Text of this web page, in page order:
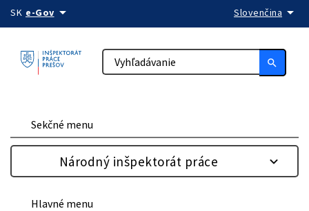
Preskočiť na obsah
SK e-Govarrow_drop_down Slovenčina arrow_drop_down
search
Sekčné menu
Národný inšpektorát práce
Hlavné menu